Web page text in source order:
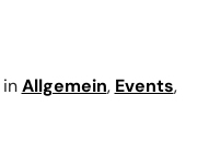
inAllgemein, Events,